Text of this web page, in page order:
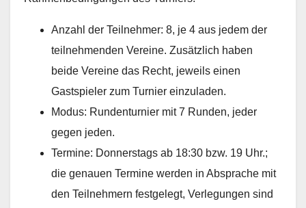
Anzahl der Teilnehmer: 8, je 4 aus jedem der
teilnehmenden Vereine. Zusätzlich haben
beide Vereine das Recht, jeweils einen
Gastspieler zum Turnier einzuladen.
Modus: Rundenturnier mit 7 Runden, jeder
gegen jeden.
Termine: Donnerstags ab 18:30 bzw. 19 Uhr.;
die genauen Termine werden in Absprache mit
den Teilnehmern festgelegt, Verlegungen sind